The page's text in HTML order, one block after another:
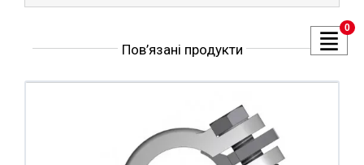
Пов’язані продукти
0